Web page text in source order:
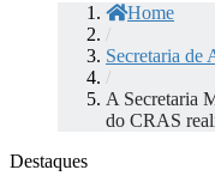
Home
/
Secretaria de
/
A Secretaria
do CRAS
Destaques